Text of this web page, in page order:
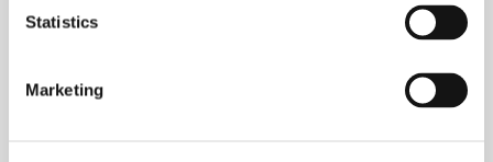
Statistics
Marketing